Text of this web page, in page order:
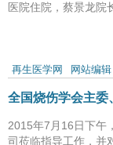
医院住院，蔡景龙院
再生医学网 网站编辑
全国烧伤学会主委
2015年7月16日下午
司莅临指导工作，并